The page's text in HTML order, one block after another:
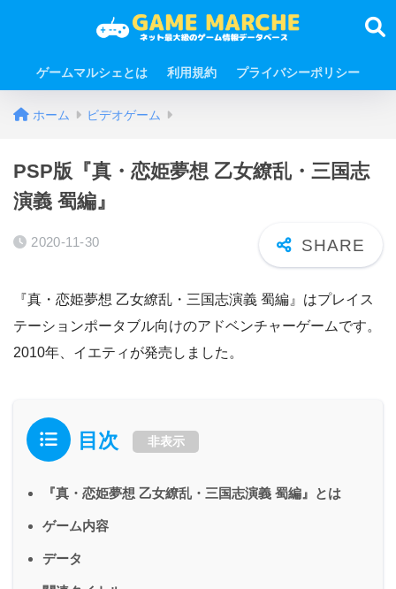
ゲームマルシェとは 利用規約 プライバシーポリシー
ホーム ビデオゲーム
PSP版『真・恋姫夢想 乙女繚乱・三国志
演義 蜀編』
2020-11-30
『真・恋姫夢想 乙女繚乱・三国志演義 蜀編』はプレイス
テーションポータブル向けのアドベンチャーゲームです。
2010年、イエティが発売しました。
目次 非表示
『真・恋姫夢想 乙女繚乱・三国志演義 蜀編』とは
ゲーム内容
データ